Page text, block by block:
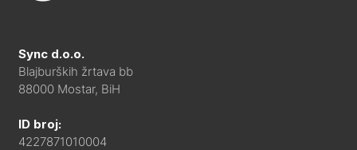
Sync d.o.o.
Blajburških žrtava bb
88000 Mostar, BiH
ID broj:
4227871010004